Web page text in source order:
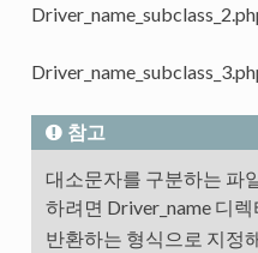
참고
대소문자를 구분하는 파
하려면 Driver_name 디
반환하는 형식으로 지정